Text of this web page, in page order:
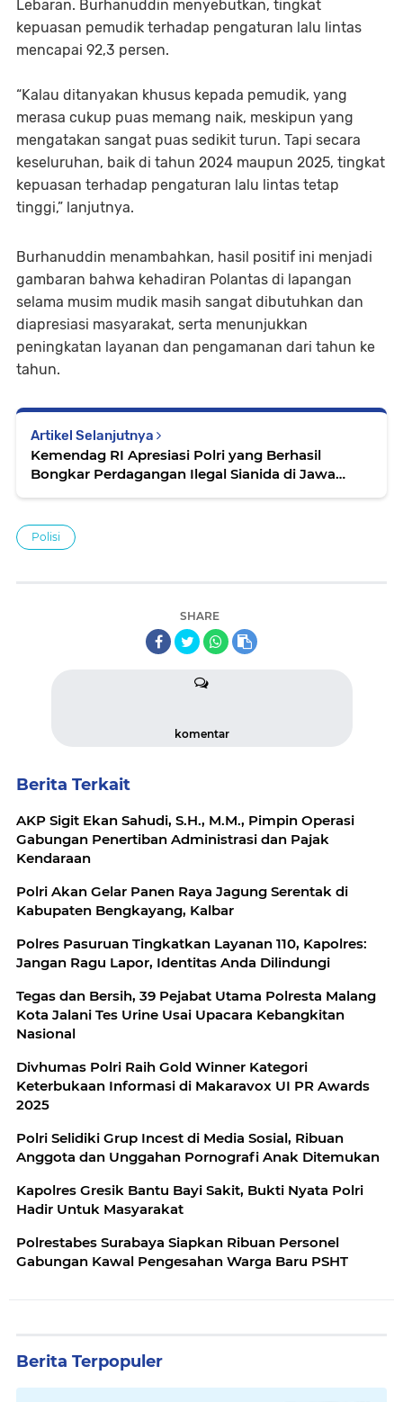
Lebaran. Burhanuddin menyebutkan, tingkat
kepuasan pemudik terhadap pengaturan lalu lintas
mencapai 92,3 persen.
“Kalau ditanyakan khusus kepada pemudik, yang
merasa cukup puas memang naik, meskipun yang
mengatakan sangat puas sedikit turun. Tapi secara
keseluruhan, baik di tahun 2024 maupun 2025, tingkat
kepuasan terhadap pengaturan lalu lintas tetap
tinggi,” lanjutnya.
Burhanuddin menambahkan, hasil positif ini menjadi
gambaran bahwa kehadiran Polantas di lapangan
selama musim mudik masih sangat dibutuhkan dan
diapresiasi masyarakat, serta menunjukkan
peningkatan layanan dan pengamanan dari tahun ke
tahun.
Artikel Selanjutnya
Kemendag RI Apresiasi Polri yang Berhasil
Bongkar Perdagangan Ilegal Sianida di Jawa
Polisi
SHARE
komentar
Berita Terkait
AKP Sigit Ekan Sahudi, S.H., M.M., Pimpin Operasi
Gabungan Penertiban Administrasi dan Pajak
Kendaraan
Polri Akan Gelar Panen Raya Jagung Serentak di
Kabupaten Bengkayang, Kalbar
Polres Pasuruan Tingkatkan Layanan 110, Kapolres:
Jangan Ragu Lapor, Identitas Anda Dilindungi
Tegas dan Bersih, 39 Pejabat Utama Polresta Malang
Kota Jalani Tes Urine Usai Upacara Kebangkitan
Nasional
Divhumas Polri Raih Gold Winner Kategori
Keterbukaan Informasi di Makaravox UI PR Awards
2025
Polri Selidiki Grup Incest di Media Sosial, Ribuan
Anggota dan Unggahan Pornografi Anak Ditemukan
Kapolres Gresik Bantu Bayi Sakit, Bukti Nyata Polri
Hadir Untuk Masyarakat
Polrestabes Surabaya Siapkan Ribuan Personel
Gabungan Kawal Pengesahan Warga Baru PSHT
Berita Terpopuler